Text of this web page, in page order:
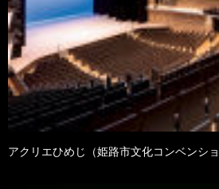
アクリエひめじ（姫路市文化コンベンショ